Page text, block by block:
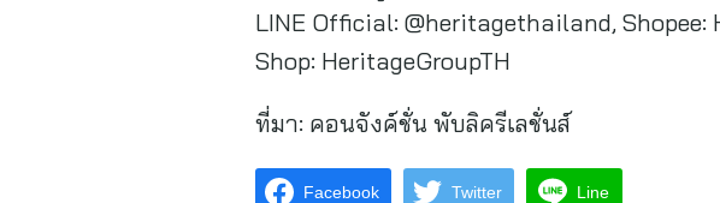
LINE Official: @heritagethailand,
Shop: HeritageGroupTH
ที่มา: คอนจังค์ชั่น พับลิครีเลชั่นส์
Facebook Twitter Line